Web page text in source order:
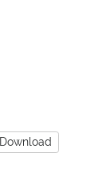
Download